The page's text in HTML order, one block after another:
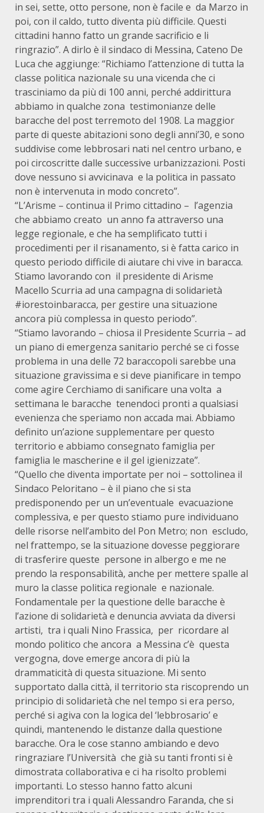
in sei, sette, otto persone, non è facile e da Marzo in
poi, con il caldo, tutto diventa più difficile. Questi
cittadini hanno fatto un grande sacrificio e li
ringrazio”. A dirlo è il sindaco di Messina, Cateno De
Luca che aggiunge: “Richiamo l’attenzione di tutta la
classe politica nazionale su una vicenda che ci
trasciniamo da più di 100 anni, perché addirittura
abbiamo in qualche zona testimonianze delle
baracche del post terremoto del 1908. La maggior
parte di queste abitazioni sono degli anni’30, e sono
suddivise come lebbrosari nati nel centro urbano, e
poi circoscritte dalle successive urbanizzazioni. Posti
dove nessuno si avvicinava e la politica in passato
non è intervenuta in modo concreto”.
“L’Arisme – continua il Primo cittadino – l’agenzia
che abbiamo creato un anno fa attraverso una
legge regionale, e che ha semplificato tutti i
procedimenti per il risanamento, si è fatta carico in
questo periodo difficile di aiutare chi vive in baracca.
Stiamo lavorando con il presidente di Arisme
Macello Scurria ad una campagna di solidarietà
#iorestoinbaracca, per gestire una situazione
ancora più complessa in questo periodo”.
“Stiamo lavorando – chiosa il Presidente Scurria – ad
un piano di emergenza sanitario perché se ci fosse
problema in una delle 72 baraccopoli sarebbe una
situazione gravissima e si deve pianificare in tempo
come agire Cerchiamo di sanificare una volta a
settimana le baracche tenendoci pronti a qualsiasi
evenienza che speriamo non accada mai. Abbiamo
definito un’azione supplementare per questo
territorio e abbiamo consegnato famiglia per
famiglia le mascherine e il gel igienizzate”.
“Quello che diventa importate per noi – sottolinea il
Sindaco Peloritano – è il piano che si sta
predisponendo per un un’eventuale evacuazione
complessiva, e per questo stiamo pure individuano
delle risorse nell’ambito del Pon Metro; non escludo,
nel frattempo, se la situazione dovesse peggiorare
di trasferire queste persone in albergo e me ne
prendo la responsabilità, anche per mettere spalle al
muro la classe politica regionale e nazionale.
Fondamentale per la questione delle baracche è
l’azione di solidarietà e denuncia avviata da diversi
artisti, tra i quali Nino Frassica, per ricordare al
mondo politico che ancora a Messina c’è questa
vergogna, dove emerge ancora di più la
drammaticità di questa situazione. Mi sento
supportato dalla città, il territorio sta riscoprendo un
principio di solidarietà che nel tempo si era perso,
perché si agiva con la logica del ‘lebbrosario’ e
quindi, mantenendo le distanze dalla questione
baracche. Ora le cose stanno ambiando e devo
ringraziare l’Università che già su tanti fronti si è
dimostrata collaborativa e ci ha risolto problemi
importanti. Lo stesso hanno fatto alcuni
imprenditori tra i quali Alessandro Faranda, che si